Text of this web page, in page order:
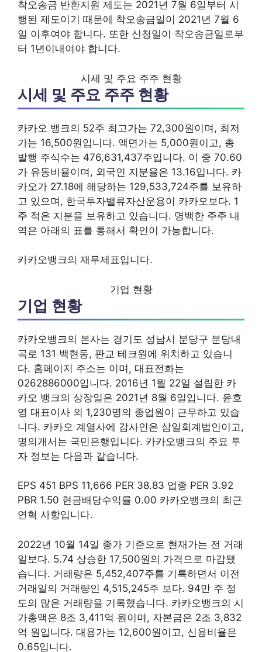
착오송금 반환지원 제도는 2021년 7월 6일부터 시
행된 제도이기 때문에 착오송금일이 2021년 7월 6
일 이후여야 합니다. 또한 신청일이 착오송금일로부
터 1년이내여야 합니다.
시세 및 주요 주주 현황
시세 및 주요 주주 현황
카카오 뱅크의 52주 최고가는 72,300원이며, 최저
가는 16,500원입니다. 액면가는 5,000원이고, 총
발행 주식수는 476,631,437주입니다. 이 중 70.60
가 유동비율이며, 외국인 지분율은 13.16입니다. 카
카오가 27.18에 해당하는 129,533,724주를 보유하
고 있으며, 한국투자밸류자산운용이 카카오보다. 1
주 적은 지분을 보유하고 있습니다. 명백한 주주 내
역은 아래의 표를 통해서 확인이 가능합니다.
카카오뱅크의 재무제표입니다.
기업 현황
기업 현황
카카오뱅크의 본사는 경기도 성남시 분당구 분당내
곡로 131 백현동, 판교 테크원에 위치하고 있습니
다. 홈페이지 주소는 이며, 대표전화는
0262886000입니다. 2016년 1월 22일 설립한 카
카오 뱅크의 상장일은 2021년 8월 6일입니다. 윤호
영 대표이사 외 1,230명의 종업원이 근무하고 있습
니다. 카카오 계열사에 감사인은 삼일회계법인이고,
명의개서는 국민은행입니다. 카카오뱅크의 주요 투
자 정보는 다음과 같습니다.
EPS 451 BPS 11,666 PER 38.83 업종 PER 3.92
PBR 1.50 현금배당수익률 0.00 카카오뱅크의 최근
연혁 사항입니다.
2022년 10월 14일 종가 기준으로 현재가는 전 거래
일보다. 5.74 상승한 17,500원의 가격으로 마감됐
습니다. 거래량은 5,452,407주를 기록하면서 이전
거래일의 거래량인 4,515,245주 보다. 94만 주 정
도의 많은 거래량을 기록했습니다. 카카오뱅크의 시
가총액은 8조 3,411억 원이며, 자본금은 2조 3,832
억 원입니다. 대용가는 12,600원이고, 신용비율은
0.65입니다.